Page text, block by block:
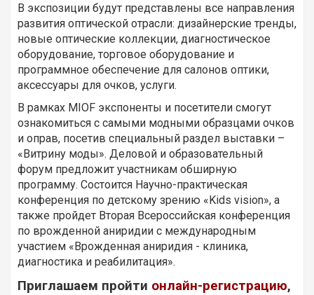
В экспозиции будут представлены все направления
развития оптической отрасли: дизайнерские тренды,
новые оптические коллекции, диагностическое
оборудование, торговое оборудование и
программное обеспечение для салонов оптики,
аксессуары для очков, услуги.
В рамках MIOF экспоненты и посетители смогут
ознакомиться с самыми модными образцами очков
и оправ, посетив специальный раздел выставки –
«Витрину моды». Деловой и образовательный
форум предложит участникам обширную
программу. Состоится Научно-практическая
конференция по детскому зрению «Kids vision», а
также пройдет Вторая Всероссийская конференция
по врожденной аниридии с международным
участием «Врожденная аниридия - клиника,
диагностика и реабилитация».
Приглашаем пройти онлайн-регистрацию,